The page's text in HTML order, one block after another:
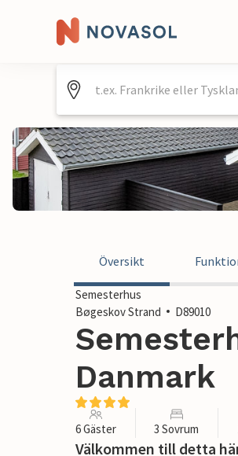
Översikt
Semesterhus
Bøgeskov Strand
D89010
Danmark
6 Gäster 3 Sovrum
Välkommen till detta